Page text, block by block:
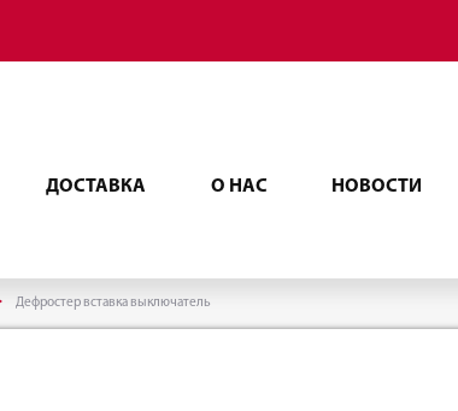
ДОСТАВКА О НАС НОВОСТИ
Дефростер вставка выключатель